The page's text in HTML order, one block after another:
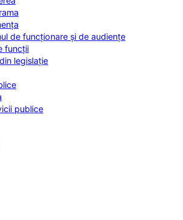
de funcționare și de audiențe
funcții
legislație
publice